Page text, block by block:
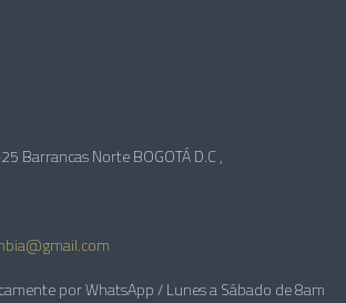
Barrancas Norte BOGOTÁ D.C ,
por WhatsApp / Lunes a Sábado de 8am